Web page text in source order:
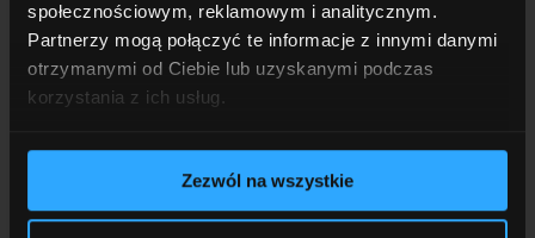
społecznościowym, reklamowym i analitycznym.
Partnerzy mogą połączyć te informacje z innymi danymi
otrzymanymi od Ciebie lub uzyskanymi podczas
korzystania z ich usług.
Zezwól na wszystkie
Zainteresowała Cię nasza
oferta? Masz pytania?
Skontaktuj się z nami, a na pewno wspólnie
wypracujemy najlepsze rozwiązania dla Ciebie!